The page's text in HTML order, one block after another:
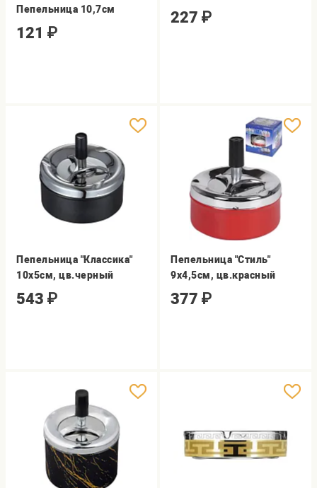
Пепельница 10,7см
121 ₽
227 ₽
Пепельница "Классика"
10х5см, цв.черный
543 ₽
Пепельница "Стиль"
9х4,5см, цв.красный
377 ₽